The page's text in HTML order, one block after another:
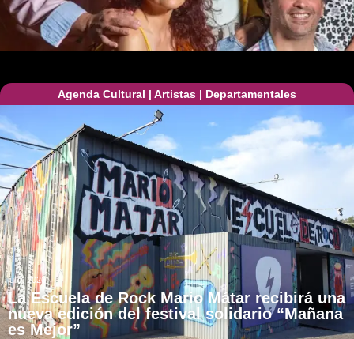
Agenda Cultural | Artistas | Departamentales
julio, 2026
La Escuela de Rock Mario Mátar recibirá una
nueva edición del festival solidario “Mañana
es Mejor”